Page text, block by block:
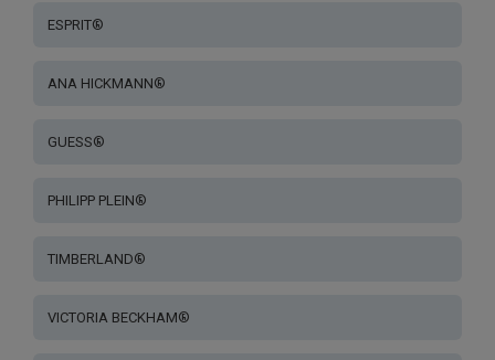
ESPRIT®
ANA HICKMANN®
GUESS®
PHILIPP PLEIN®
TIMBERLAND®
VICTORIA BECKHAM®